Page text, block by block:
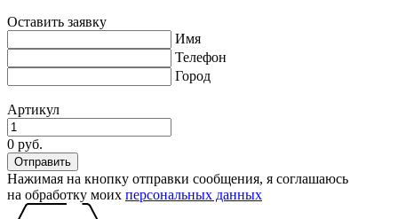
Оставить заявку
Имя
Телефон
Город
Артикул
0 руб.
Нажимая на кнопку отправки сообщения, я соглашаюсь
на обработку моих персональных данных